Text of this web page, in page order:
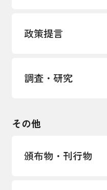
海外情報レポート
安全保障貿易管理
経営者保証に関す
政策提言
中小企業経営
国土強靭化・社会
調査・研究
LOBO調査
その他
頒布物・刊行物